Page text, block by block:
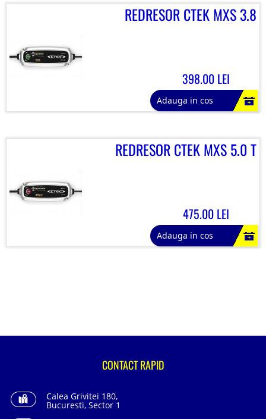
REDRESOR CTEK MXS 3.8
398.00 LEI
Adauga in cos
REDRESOR CTEK MXS 5.0 T
475.00 LEI
Adauga in cos
CONTACT RAPID
Calea Grivitei 180,
Bucuresti, Sector 1